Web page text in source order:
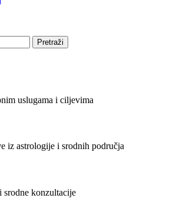
uslugama i ciljevima
iz astrologije i srodnih područja
srodne konzultacije